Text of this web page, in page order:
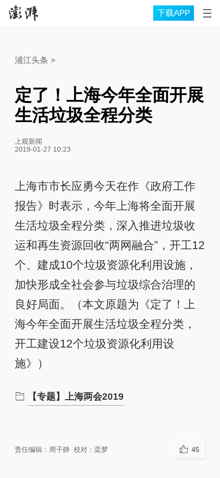
下载APP
浦江头条 >
定了！上海今年全面开展
生活垃圾全程分类
上观新闻
2019-01-27 10:23
上海市市长应勇今天在作《政府工作
报告》时表示，今年上海将全面开展
生活垃圾全程分类，深入推进垃圾收
运和再生资源回收“两网融合”，开工12
个、建成10个垃圾资源化利用设施，
加快形成全社会参与垃圾综合治理的
良好局面。（本文原题为《定了！上
海今年全面开展生活垃圾全程分类，
开工建设12个垃圾资源化利用设
施》）
【专题】上海两会2019
责任编辑： 周子静 校对： 栾梦 45